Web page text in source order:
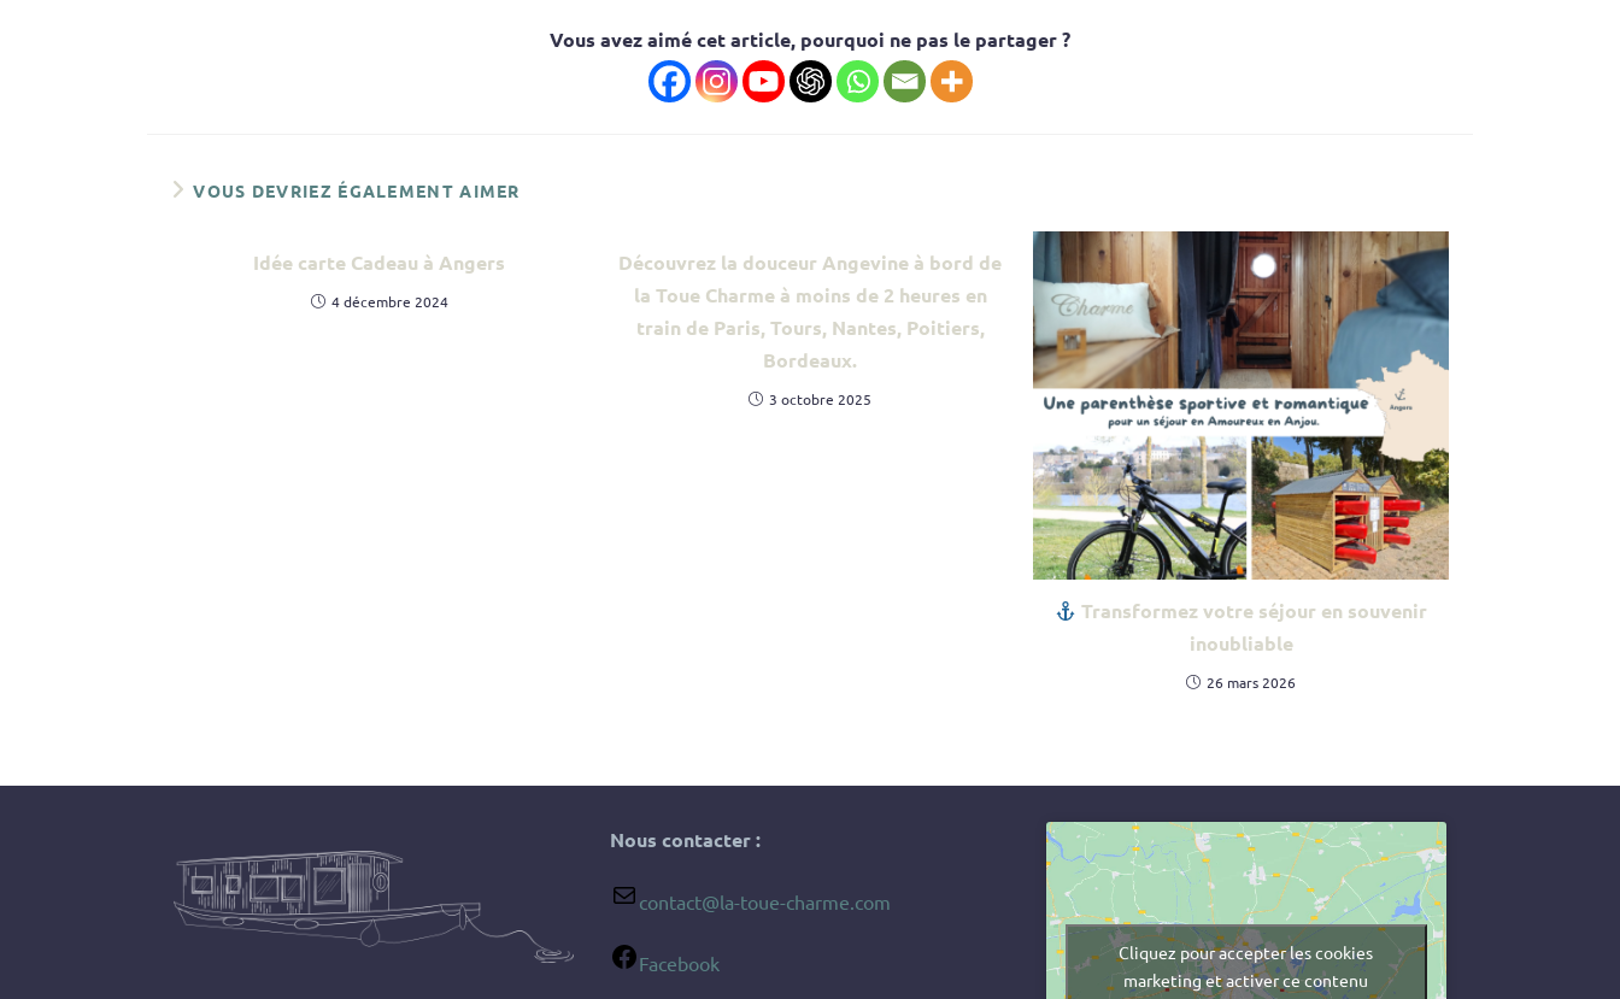
Vous avez aimé cet article, pourquoi ne pas le partager ?
VOUS DEVRIEZ ÉGALEMENT AIMER
Idée carte Cadeau à Angers
4 décembre 2024
Découvrez la douceur Angevine à bord de
la Toue Charme à moins de 2 heures en
train de Paris, Tours, Nantes, Poitiers,
Bordeaux.
3 octobre 2025
Transformez votre séjour en souvenir
inoubliable
26 mars 2026
Nous contacter :
contact@la-toue-charme.com
Facebook
Cliquez pour accepter les cookies
marketing et activer ce contenu